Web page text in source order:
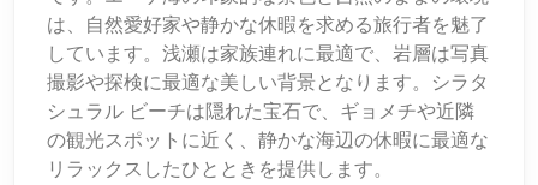
は、自然愛好家や静かな休暇を求める旅行者を魅了
しています。浅瀬は家族連れに最適で、岩層は写真
撮影や探検に最適な美しい背景となります。シラタ
シュラル ビーチは隠れた宝石で、ギョメチや近隣
の観光スポットに近く、静かな海辺の休暇に最適な
リラックスしたひとときを提供します。